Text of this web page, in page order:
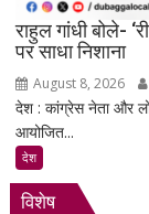
राहुल गांधी बोले-
पर साधा निशाना
August 8, 2026
देश : कांग्रेस नेता और
आयोजित...
देश
विशेष